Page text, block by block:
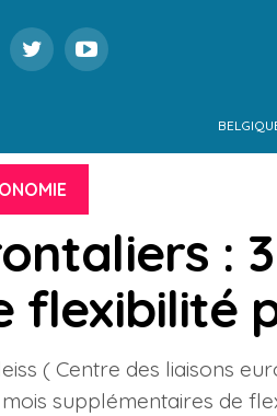
:
flexibilité
( Centre des liaisons
supplémentaires de